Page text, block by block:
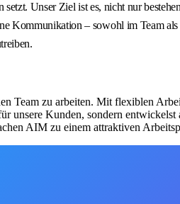
Unser Ziel ist es, nicht nur
Kommunikation – sowohl im Team
Team zu arbeiten. Mit flexiblen
unsere Kunden, sondern entwickelst
AIM zu einem attraktiven